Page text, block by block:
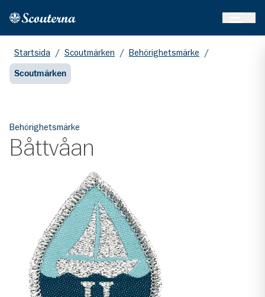
Hem
Startsida / Scoutmärken / Behörighetsmärke /
Scoutmärken
Behörighetsmärke
Båttvåan